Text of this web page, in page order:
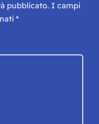
pubblicato. I campi
*